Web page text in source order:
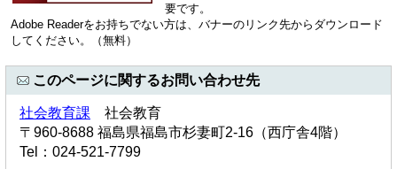
要です。
Adobe Readerをお持ちでない方は、バナーのリンク先からダウンロード
してください。（無料）
このページに関するお問い合わせ先
社会教育課 社会教育
〒960-8688 福島県福島市杉妻町2-16（西庁舎4階）
Tel：024-521-7799